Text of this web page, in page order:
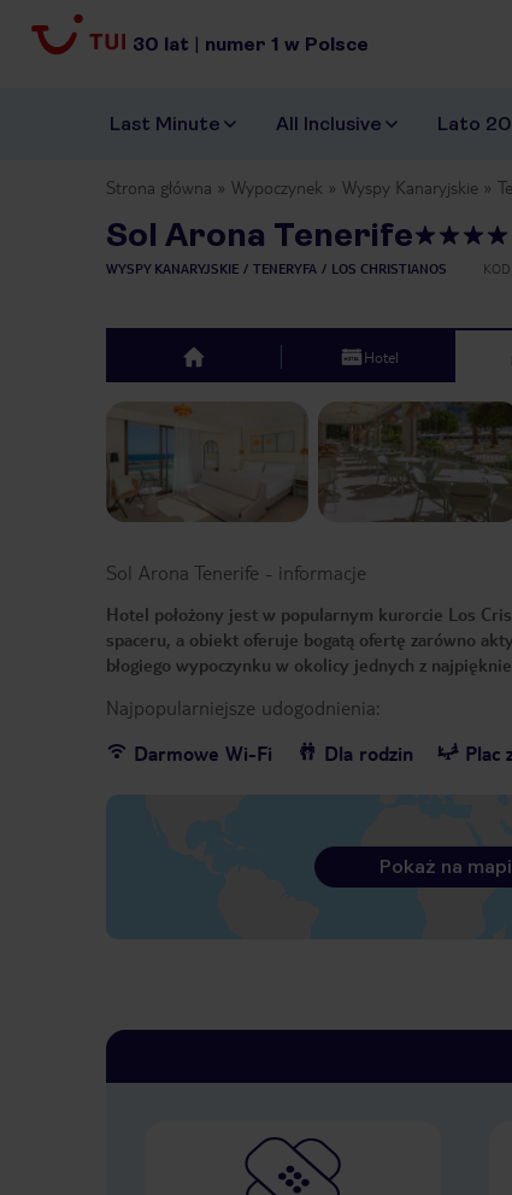
30 lat | numer 1 w Polsce
Last Minute All Inclusive Lato
Strona główna Wypoczynek Wyspy Kanaryjskie
Sol Arona Tenerife
WYSPY KANARYJSKIE TENERYFA LOS CHRISTIANOS
top Hotel
Previous slide
Sol Arona Tenerife - informacje
Hotel położony jest w popularnym kurorcie Los
spaceru, a obiekt oferuje bogatą ofertę zarówno
błogiego wypoczynku w okolicy jednych z
Najpopularniejsze udogodnienia:
Darmowe Wi-Fi
Dla rodzin Plac
Pokaż na